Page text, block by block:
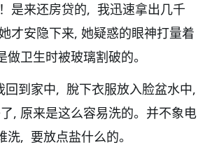
是来还房贷的, 我迅速拿出几千
才安隐下来, 她疑惑的眼神打量着
卫生时被玻璃割破的。
到家中, 脫下衣服放入脸盆水中,
, 原来是这么容易洗的。并不象电
洗, 要放点盐什么的。